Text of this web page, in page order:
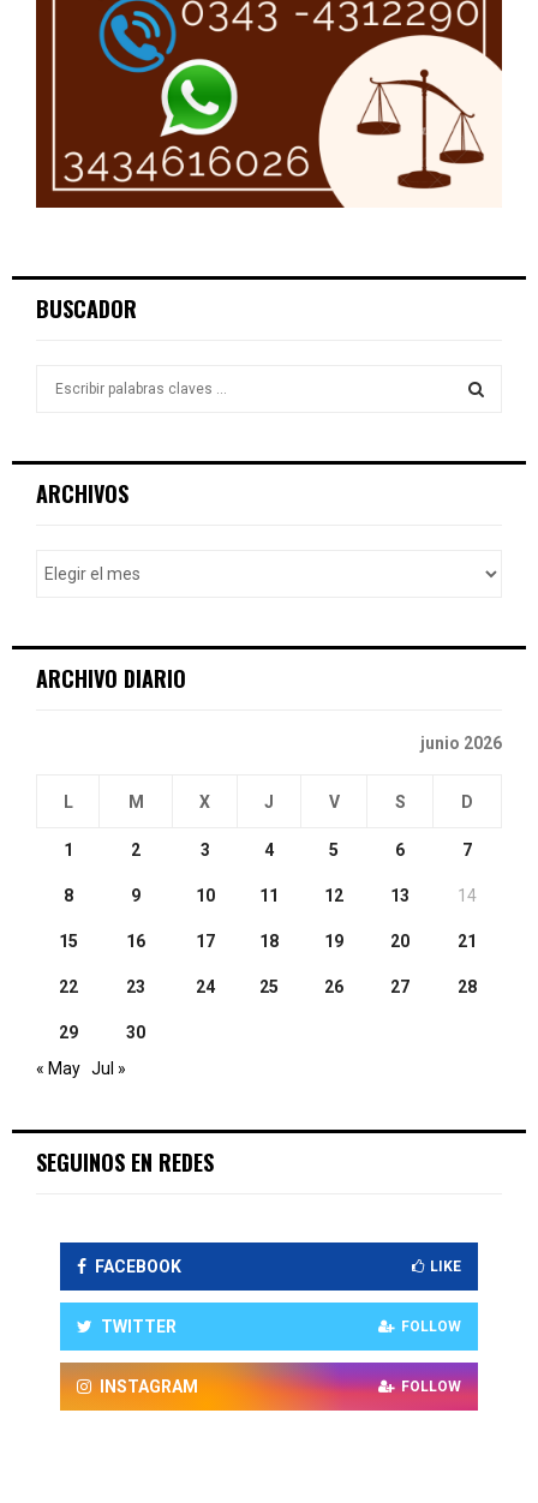
BUSCADOR
h
ARCHIVOS
ARCHIVO DIARIO
junio 2026
L M X J V S D
1 2 3 4 5 6 7
8 9 10 11 12 13 14
15 16 17 18 19 20 21
22 23 24 25 26 27 28
29
30
« May Jul »
SEGUINOS EN REDES
FACEBOOK LIKE
TWITTER FOLLOW
INSTAGRAM FOLLOW